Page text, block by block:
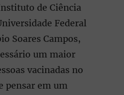
de Ciência
Federal
Soares Campos,
um maior
vacinadas no
pensar em um